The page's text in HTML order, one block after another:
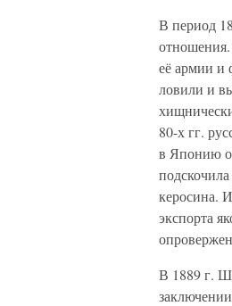
В период
её армии и
ловили и
80-х гг.
в Японию
керосина.
экспорта
В 1889 г.